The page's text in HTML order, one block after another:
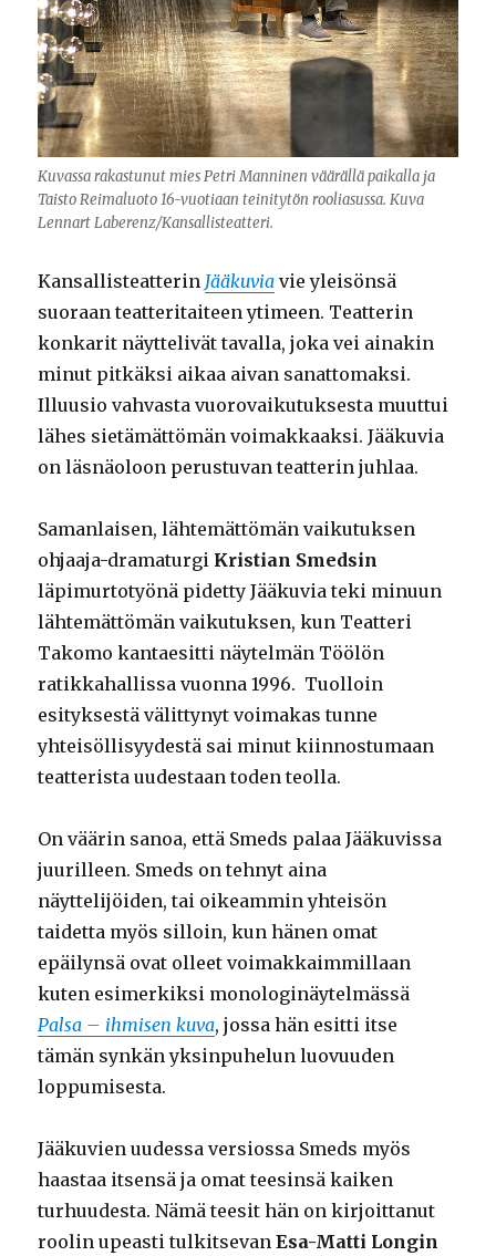
Kuvassa rakastunut mies Petri Manninen väärällä paikalla ja
Taisto Reimaluoto 16-vuotiaan teinitytön rooliasussa. Kuva
Lennart Laberenz/Kansallisteatteri.
Kansallisteatterin Jääkuvia vie yleisönsä
suoraan teatteritaiteen ytimeen. Teatterin
konkarit näyttelivät tavalla, joka vei ainakin
minut pitkäksi aikaa aivan sanattomaksi.
Illuusio vahvasta vuorovaikutuksesta muuttui
lähes sietämättömän voimakkaaksi. Jääkuvia
on läsnäoloon perustuvan teatterin juhlaa.
Samanlaisen, lähtemättömän vaikutuksen
ohjaaja-dramaturgi Kristian Smedsin
läpimurtotyönä pidetty Jääkuvia teki minuun
lähtemättömän vaikutuksen, kun Teatteri
Takomo kantaesitti näytelmän Töölön
ratikkahallissa vuonna 1996. Tuolloin
esityksestä välittynyt voimakas tunne
yhteisöllisyydestä sai minut kiinnostumaan
teatterista uudestaan toden teolla.
On väärin sanoa, että Smeds palaa Jääkuvissa
juurilleen. Smeds on tehnyt aina
näyttelijöiden, tai oikeammin yhteisön
taidetta myös silloin, kun hänen omat
epäilynsä ovat olleet voimakkaimmillaan
kuten esimerkiksi monologinäytelmässä
Palsa – ihmisen kuva, jossa hän esitti itse
tämän synkän yksinpuhelun luovuuden
loppumisesta.
Jääkuvien uudessa versiossa Smeds myös
haastaa itsensä ja omat teesinsä kaiken
turhuudesta. Nämä teesit hän on kirjoittanut
roolin upeasti tulkitsevan Esa-Matti Longin